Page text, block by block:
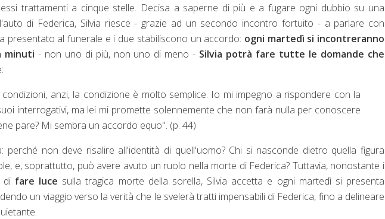
trattamenti a cinque stelle. Decisa a saperne di più e a fugare ogni dubbio su una
di Federica, Silvia riesce - grazie ad un secondo incontro fortuito - a parlare con
presentato al funerale e i due stabiliscono un accordo: ogni martedì si incontreranno
minuti - non uno di più, non uno di meno - Silvia potrà fare tutte le domande che
anzi, la condizione è molto semplice. Io mi impegno a rispondere con la
interrogativi, ma lei mi promette solennemente che non farà nulla per conoscere
pare? Mi sembra un accordo equo". (p. 44)
perché non deve risalire all'identità di quell'uomo? Chi si nasconde dietro quella figura
e, soprattutto, può avere avuto un ruolo nella morte di Federica? Tuttavia, nonostante i
di fare luce sulla tragica morte della sorella, Silvia accetta e ogni martedì si presenta
un viaggio verso la verità che le svelerà tratti impensabili di Federica, fino a delineare